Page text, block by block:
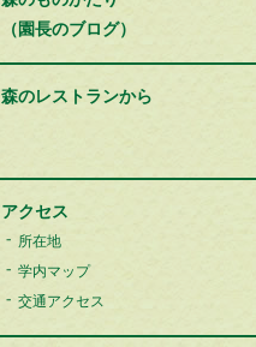
（園長のブログ）
森のレストランから
アクセス
所在地
学内マップ
交通アクセス